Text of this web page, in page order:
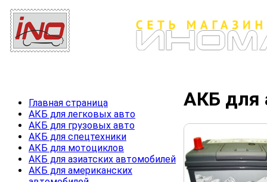
Главная страница
АКБ для легковых авто
АКБ для грузовых авто
АКБ для спецтехники
АКБ для мотоциклов
АКБ для азиатских автомобилей
АКБ для американских
АКБ для